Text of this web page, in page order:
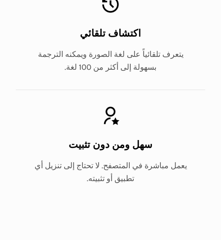
اكتشاف تلقائي
يتعرف تلقائياً على لغة الصورة ويمكنه الترجمة
بسهولة إلى أكثر من 100 لغة.
سهل ومن دون تثبيت
يعمل مباشرة في المتصفح. لا تحتاج إلى تنزيل أي
تطبيق أو تثبيته.